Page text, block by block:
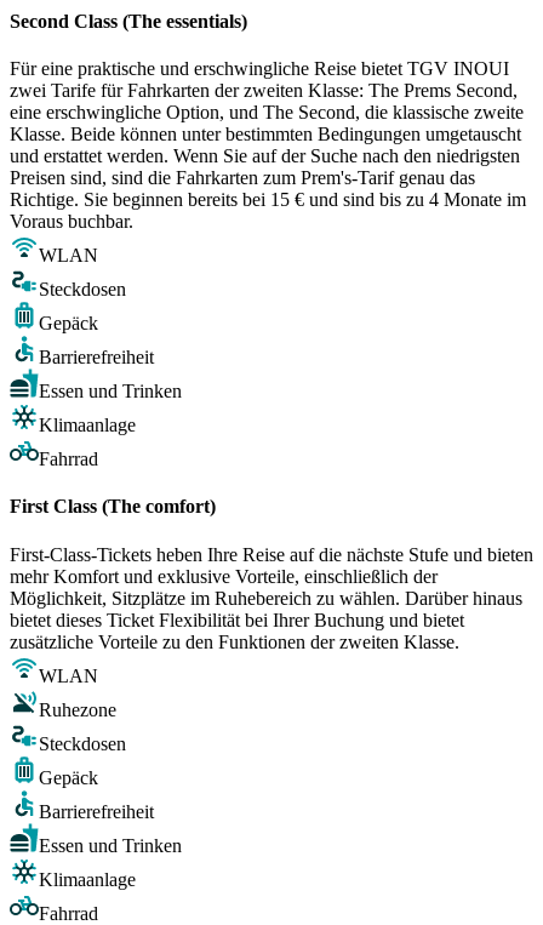
Second Class (The essentials)
Für eine praktische und erschwingliche Reise bietet TGV INOUI
zwei Tarife für Fahrkarten der zweiten Klasse: The Prems Second,
eine erschwingliche Option, und The Second, die klassische zweite
Klasse. Beide können unter bestimmten Bedingungen umgetauscht
und erstattet werden. Wenn Sie auf der Suche nach den niedrigsten
Preisen sind, sind die Fahrkarten zum Prem's-Tarif genau das
Richtige. Sie beginnen bereits bei 15 € und sind bis zu 4 Monate im
Voraus buchbar.
WLAN
Steckdosen
Gepäck
Barrierefreiheit
Essen und Trinken
Klimaanlage
Fahrrad
First Class (The comfort)
First-Class-Tickets heben Ihre Reise auf die nächste Stufe und bieten
mehr Komfort und exklusive Vorteile, einschließlich der
Möglichkeit, Sitzplätze im Ruhebereich zu wählen. Darüber hinaus
bietet dieses Ticket Flexibilität bei Ihrer Buchung und bietet
zusätzliche Vorteile zu den Funktionen der zweiten Klasse.
WLAN
Ruhezone
Steckdosen
Gepäck
Barrierefreiheit
Essen und Trinken
Klimaanlage
Fahrrad